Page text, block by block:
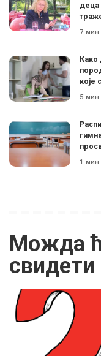
деца
7 мин
које
5 мин
1 мин
Можда
свидети